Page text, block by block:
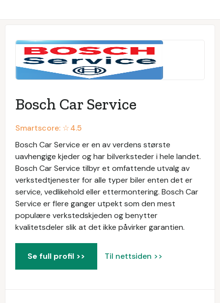
Bosch Car Service
Smartscore: ☆4.5
Bosch Car Service er en av verdens største
uavhengige kjeder og har bilverksteder i hele landet.
Bosch Car Service tilbyr et omfattende utvalg av
verkstedtjenester for alle typer biler enten det er
service, vedlikehold eller ettermontering. Bosch Car
Service er flere ganger utpekt som den mest
populære verkstedskjeden og benytter
kvalitetsdeler slik at det ikke påvirker garantien.
Se full profil >> Til nettsiden >>